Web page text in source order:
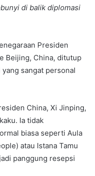
di balik diplomasi
Presiden
Beijing, China, ditutup
sangat personal
China, Xi Jinping,
Ia tidak
biasa seperti Aula
atau Istana Tamu
panggung resepsi